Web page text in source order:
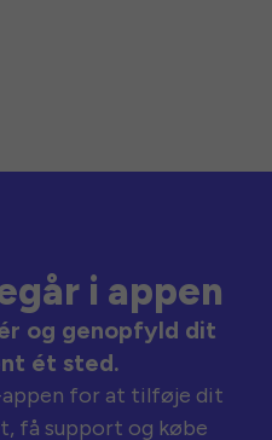
i appen
og genopfyld dit
ét sted.
appen for at tilføje dit
få support og købe